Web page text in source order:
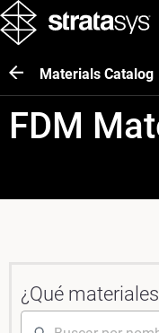
Materials Catalog
FDM
¿Qué